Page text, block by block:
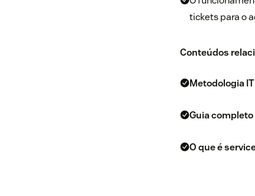
tickets para o
Conteúdos
Metodologia
Guia
O que é